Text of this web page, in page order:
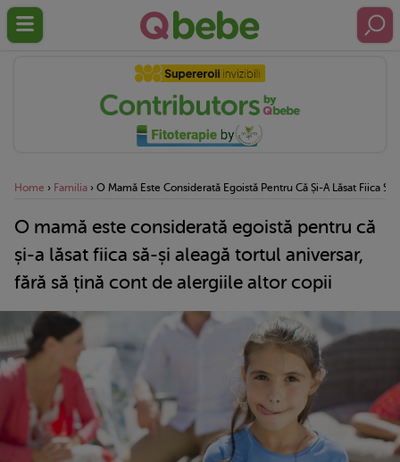
Home › Familia › O Mamă Este Considerată Egoistă Pentru Că Și-A Lăsat Fiica
O mamă este considerată egoistă pentru că
și-a lăsat fiica să-și aleagă tortul aniversar,
fără să țină cont de alergiile altor copii